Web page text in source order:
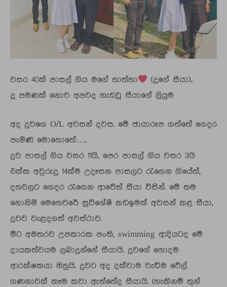
වසර 40ක් පාසල් ගිය මගේ තාත්තා
(දූගේ සීයා)..
දූ පමණක් නොව අපවද හැඩවූ සීයාගේ ලියුම
අද දුවගෙ O/L අවසන් දවස. මේ ඡායාරූප ගත්තේ ගෙදර
පැමිණි මොහොතේ…..
දුව පාසල් ගිය වසර 11යි, පෙර පාසල් ගිය වසර 3යි
එක්ක අවුරුදු 14ක්ම උදෑසන පාසලට රැගෙන ගියේත්,
දහවලට ගෙදර රැගෙන ආවේත් සීයා විසින්. මේ තම
නොනිමි මෙහෙවරේ සුවිශේෂී කඩඉමක් අවසන් කළ සීයා,
දුවව වැළදගත් අවස්ථාව.
මීට අමතරව උපකාරක පංති, swimming ආදියටද මේ
දායකත්වයම ලබාදුන්නේ සීයායි. දුවගේ හොදම
ආරක්ෂකයා ඔහුයි. දුවට අද දක්වාම වැඩිම වේල්
ගණනාවක් කෑම කවා ඇත්තේද සීයායි. (හැකිනම් තුන්